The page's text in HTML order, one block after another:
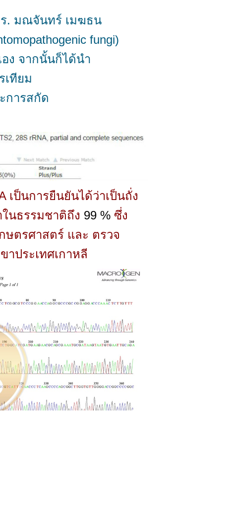
. มณจันทร์ เมฆธน
fungi)
อง จากนั้นก็ได้นำ
เทียม
การสกัด
เป็นการยืนยันได้ว่าเป็นถั่ง
ในธรรมชาติถึง 99 % ซึ่ง
ษตรศาสตร์ และ ตรวจ
าประเทศเกาหลี